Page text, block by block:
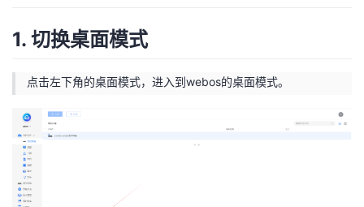
1. 切换桌面模式
点击左下角的桌面模式，进入到webos的桌面模式。